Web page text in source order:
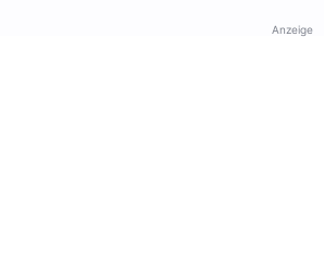
Anzeige